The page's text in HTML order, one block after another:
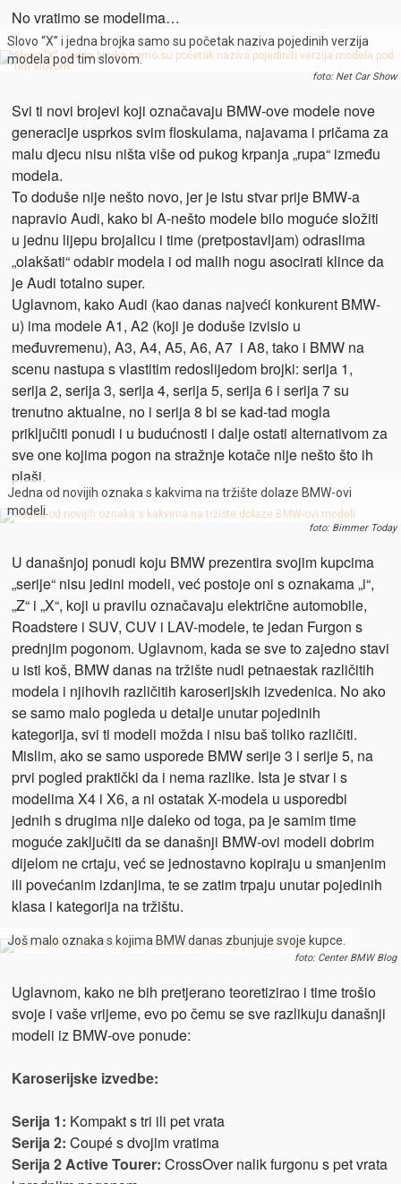
No vratimo se modelima…
Slovo “X” i jedna brojka samo su početak naziva pojedinih verzija
modela pod tim slovom.
foto: Net Car Show
Svi ti novi brojevi koji označavaju BMW-ove modele nove
generacije usprkos svim floskulama, najavama i pričama za
malu djecu nisu ništa više od pukog krpanja „rupa“ između
modela.
To doduše nije nešto novo, jer je istu stvar prije BMW-a
napravio Audi, kako bi A-nešto modele bilo moguće složiti
u jednu lijepu brojalicu i time (pretpostavljam) odraslima
„olakšati“ odabir modela i od malih nogu asocirati klince da
je Audi totalno super.
Uglavnom, kako Audi (kao danas najveći konkurent BMW-
u) ima modele A1, A2 (koji je doduše izvisio u
međuvremenu), A3, A4, A5, A6, A7 i A8, tako i BMW na
scenu nastupa s vlastitim redoslijedom brojki: serija 1,
serija 2, serija 3, serija 4, serija 5, serija 6 i serija 7 su
trenutno aktualne, no i serija 8 bi se kad-tad mogla
priključiti ponudi i u budućnosti i dalje ostati alternativom za
sve one kojima pogon na stražnje kotače nije nešto što ih
plaši.
Jedna od novijih oznaka s kakvima na tržište dolaze BMW-ovi
modeli.
foto: Bimmer Today
U današnjoj ponudi koju BMW prezentira svojim kupcima
„serije“ nisu jedini modeli, već postoje oni s oznakama „i“,
„Z“ i „X“, koji u pravilu označavaju električne automobile,
Roadstere i SUV, CUV i LAV-modele, te jedan Furgon s
prednjim pogonom. Uglavnom, kada se sve to zajedno stavi
u isti koš, BMW danas na tržište nudi petnaestak različitih
modela i njihovih različitih karoserijskih izvedenica. No ako
se samo malo pogleda u detalje unutar pojedinih
kategorija, svi ti modeli možda i nisu baš toliko različiti.
Mislim, ako se samo usporede BMW serije 3 i serije 5, na
prvi pogled praktički da i nema razlike. Ista je stvar i s
modelima X4 i X6, a ni ostatak X-modela u usporedbi
jednih s drugima nije daleko od toga, pa je samim time
moguće zaključiti da se današnji BMW-ovi modeli dobrim
dijelom ne crtaju, već se jednostavno kopiraju u smanjenim
ili povećanim izdanjima, te se zatim trpaju unutar pojedinih
klasa i kategorija na tržištu.
Još malo oznaka s kojima BMW danas zbunjuje svoje kupce.
foto: Center BMW Blog
Uglavnom, kako ne bih pretjerano teoretizirao i time trošio
svoje i vaše vrijeme, evo po čemu se sve razlikuju današnji
modeli iz BMW-ove ponude:
Karoserijske izvedbe:
Serija 1: Kompakt s tri ili pet vrata
Serija 2: Coupé s dvojim vratima
Serija 2 Active Tourer: CrossOver nalik furgonu s pet vrata